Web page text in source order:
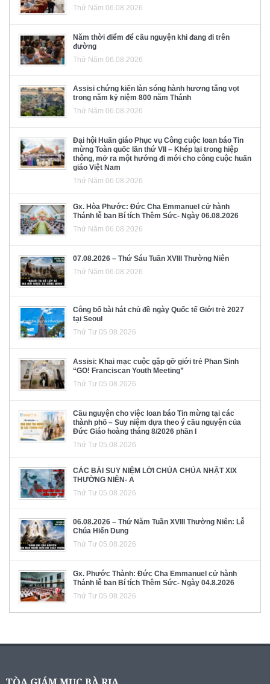
Thứ Năm 06.08.2026
Năm thời điểm để cầu nguyện khi đang đi trên
đường
Thứ Năm 06.08.2026
Assisi chứng kiến làn sóng hành hương tăng vọt
trong năm kỷ niệm 800 năm Thánh
Thứ Năm 06.08.2026
Đại hội Huấn giáo Phục vụ Công cuộc loan báo Tin
mừng Toàn quốc lần thứ VII – Khép lại trong hiệp
thông, mở ra một hướng đi mới cho công cuộc huấn
giáo Việt Nam
Thứ Năm 06.08.2026
Gx. Hòa Phước: Đức Cha Emmanuel cử hành
Thánh lễ ban Bí tích Thêm Sức- Ngày 06.08.2026
Thứ Năm 06.08.2026
07.08.2026 – Thứ Sáu Tuần XVIII Thường Niên
Thứ Năm 06.08.2026
Công bố bài hát chủ đề ngày Quốc tế Giới trẻ 2027
tại Seoul
Thứ Tư 05.08.2026
Assisi: Khai mạc cuộc gặp gỡ giới trẻ Phan Sinh
“GO! Franciscan Youth Meeting”
Thứ Tư 05.08.2026
Cầu nguyện cho việc loan báo Tin mừng tại các
thành phố – Suy niệm dựa theo ý cầu nguyện của
Đức Giáo hoàng tháng 8/2026 phần I
Thứ Tư 05.08.2026
CÁC BÀI SUY NIỆM LỜI CHÚA CHÚA NHẬT XIX
THƯỜNG NIÊN- A
Thứ Tư 05.08.2026
06.08.2026 – Thứ Năm Tuần XVIII Thường Niên: Lễ
Chúa Hiển Dung
Thứ Tư 05.08.2026
Gx. Phước Thành: Đức Cha Emmanuel cử hành
Thánh lễ ban Bí tích Thêm Sức- Ngày 04.8.2026
Thứ Tư 05.08.2026